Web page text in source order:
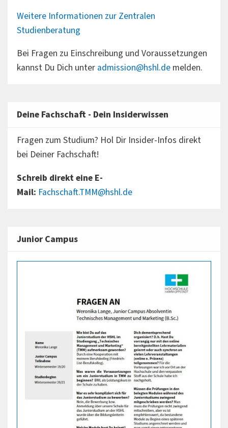
Weitere Informationen zur Zentralen
Studienberatung
Bei Fragen zu Einschreibung und Voraussetzungen
kannst Du Dich unter admission@hshl.demelden.
Deine Fachschaft - Dein Insiderwissen
Fragen zum Studium? Hol Dir Insider-Infos direkt
bei Deiner Fachschaft!
Schreib direkt eine E-
Mail: Fachschaft.TMM@hshl.de
Junior Campus